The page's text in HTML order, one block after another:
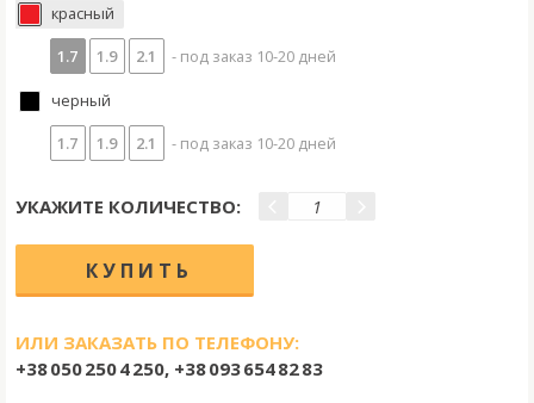
красный
1.7
1.9 2.1 - под заказ 10-20 дней
черный
1.7
1.9 2.1 - под заказ 10-20 дней
УКАЖИТЕ КОЛИЧЕСТВО:
ИЛИ ЗАКАЗАТЬ ПО ТЕЛЕФОНУ:
+38 050 250 4 250, +38 093 654 82 83